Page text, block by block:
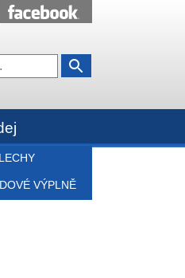
VÝPLNĚ